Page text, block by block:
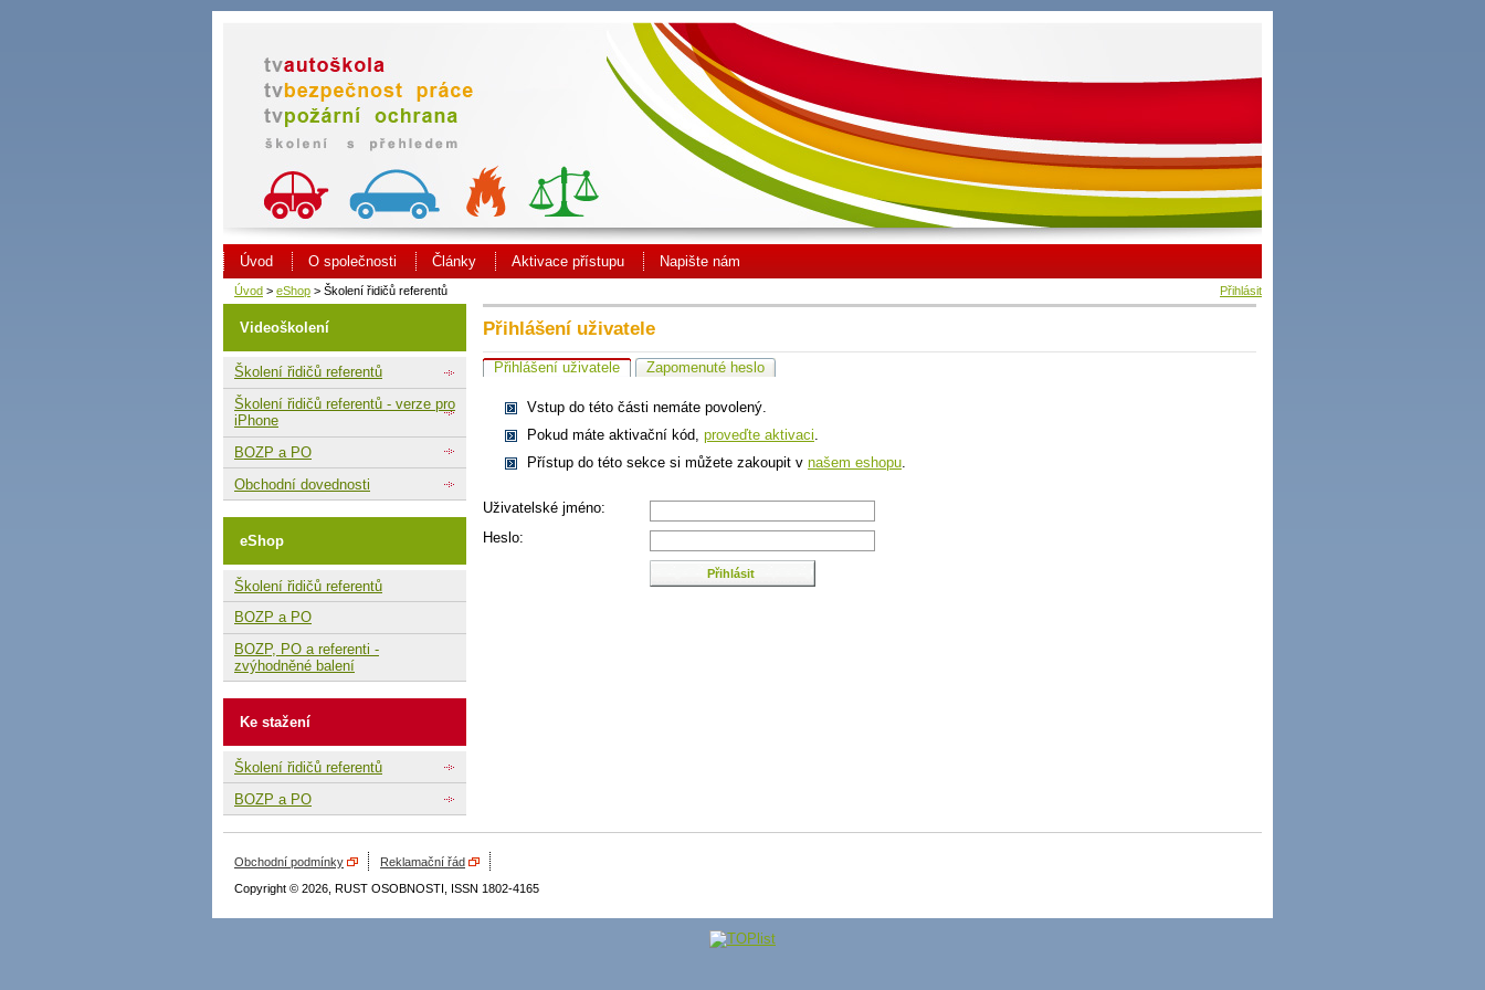
Úvod O společnosti Články Aktivace přístupu Napište nám
Úvod > eShop > Školení řidičů referentů Přihlásit
Videoškolení
Školení řidičů referentů
Školení řidičů referentů - verze pro
iPhone
BOZP a PO
Obchodní dovednosti
eShop
Školení řidičů referentů
BOZP a PO
BOZP, PO a referenti -
zvýhodněné balení
Ke stažení
Školení řidičů referentů
BOZP a PO
Přihlášení uživatele
Přihlášení uživatele Zapomenuté heslo
Vstup do této části nemáte povolený.
Pokud máte aktivační kód, proveďte aktivaci.
Přístup do této sekce si můžete zakoupit v našem eshopu.
Uživatelské jméno:
Heslo:
Obchodní podmínky
Reklamační řád
Copyright © 2026, RUST OSOBNOSTI, ISSN 1802-4165